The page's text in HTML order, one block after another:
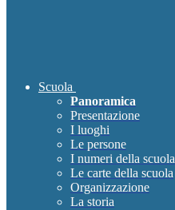
Scuola
Panoramica
Presentazione
I luoghi
Le persone
I numeri della scuola
Le carte della scuola
Organizzazione
La storia